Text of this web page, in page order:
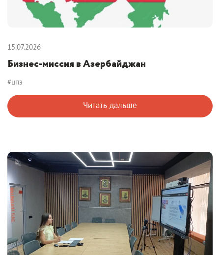
15.07.2026
Бизнес-миссия в Азербайджан
#цпэ
Читать дальше